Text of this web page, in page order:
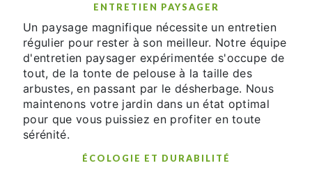
ENTRETIEN PAYSAGER
Un paysage magnifique nécessite un entretien
régulier pour rester à son meilleur. Notre équipe
d'entretien paysager expérimentée s'occupe de
tout, de la tonte de pelouse à la taille des
arbustes, en passant par le désherbage. Nous
maintenons votre jardin dans un état optimal
pour que vous puissiez en profiter en toute
sérénité.
ÉCOLOGIE ET DURABILITÉ